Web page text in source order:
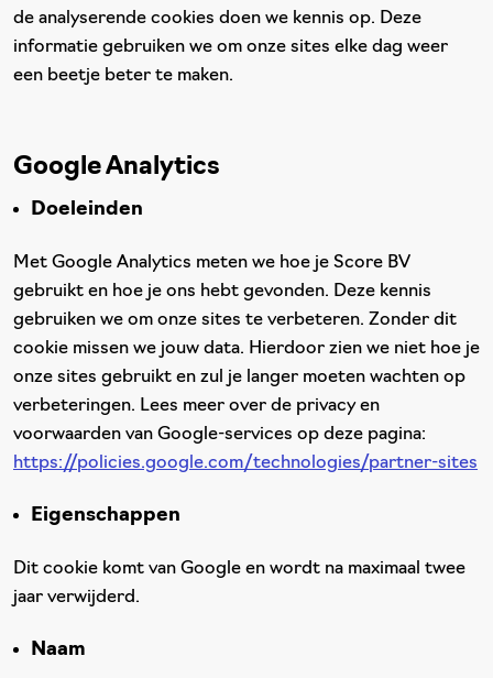
de analyserende cookies doen we kennis op. Deze
informatie gebruiken we om onze sites elke dag weer
een beetje beter te maken.
Google Analytics
Doeleinden
Met Google Analytics meten we hoe je Score BV
gebruikt en hoe je ons hebt gevonden. Deze kennis
gebruiken we om onze sites te verbeteren. Zonder dit
cookie missen we jouw data. Hierdoor zien we niet hoe je
onze sites gebruikt en zul je langer moeten wachten op
verbeteringen. Lees meer over de privacy en
voorwaarden van Google-services op deze pagina:
https://policies.google.com/technologies/partner-sites
Eigenschappen
Dit cookie komt van Google en wordt na maximaal twee
jaar verwijderd.
Naam